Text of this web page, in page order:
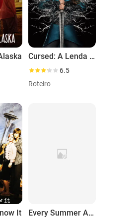
Cursed: A Lenda do Lago
6.5
Roteiro
It Every Summer After